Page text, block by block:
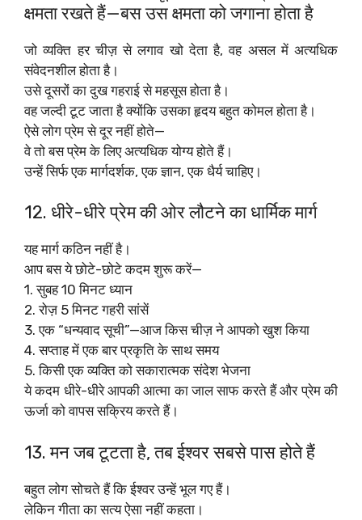
क्षमता रखते हैं—बस उस क्षमता को जगाना होता है
जो व्यक्ति हर चीज़ से लगाव खो देता है, वह असल में अत्यधिक
संवेदनशील होता है।
उसे दूसरों का दुख गहराई से महसूस होता है।
वह जल्दी टूट जाता है क्योंकि उसका हृदय बहुत कोमल होता है।
ऐसे लोग प्रेम से दूर नहीं होते—
वे तो बस प्रेम के लिए अत्यधिक योग्य होते हैं।
उन्हें सिर्फ एक मार्गदर्शक, एक ज्ञान, एक धैर्य चाहिए।
12. धीरे-धीरे प्रेम की ओर लौटने का धार्मिक मार्ग
यह मार्ग कठिन नहीं है।
आप बस ये छोटे-छोटे कदम शुरू करें—
1. सुबह 10 मिनट ध्यान
2. रोज़ 5 मिनट गहरी सांसें
3. एक “धन्यवाद सूची”—आज किस चीज़ ने आपको खुश किया
4. सप्ताह में एक बार प्रकृति के साथ समय
5. किसी एक व्यक्ति को सकारात्मक संदेश भेजना
ये कदम धीरे-धीरे आपकी आत्मा का जाल साफ करते हैं और प्रेम की
ऊर्जा को वापस सक्रिय करते हैं।
13. मन जब टूटता है, तब ईश्वर सबसे पास होते हैं
बहुत लोग सोचते हैं कि ईश्वर उन्हें भूल गए हैं।
लेकिन गीता का सत्य ऐसा नहीं कहता।